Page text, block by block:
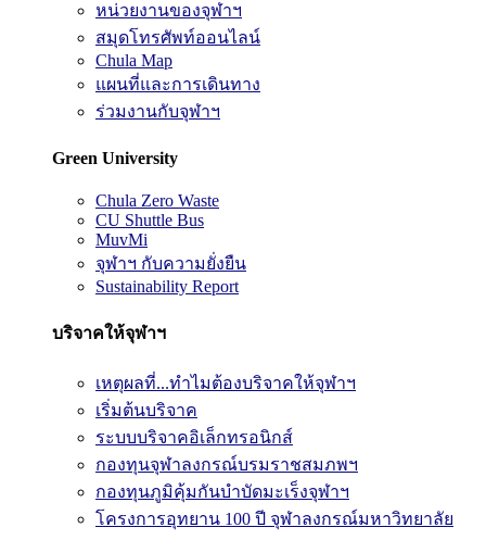
หน่วยงานของจุฬาฯ
สมุดโทรศัพท์ออนไลน์
Chula Map
แผนที่และการเดินทาง
ร่วมงานกับจุฬาฯ
Green University
Chula Zero Waste
CU Shuttle Bus
MuvMi
จุฬาฯ กับความยั่งยืน
Sustainability Report
บริจาคให้จุฬาฯ
เหตุผลที่...ทำไมต้องบริจาคให้จุฬาฯ
เริ่มต้นบริจาค
ระบบบริจาคอิเล็กทรอนิกส์
กองทุนจุฬาลงกรณ์บรมราชสมภพฯ
กองทุนภูมิคุ้มกันบำบัดมะเร็งจุฬาฯ
โครงการอุทยาน 100 ปี จุฬาลงกรณ์มหาวิทยาลัย